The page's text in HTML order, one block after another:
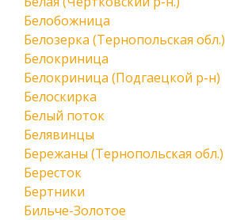
Белобожница
Белозерка (Тернопольская обл.)
Белокриница
Белокриница (Подгаецкой р-н)
Белоскирка
Белый поток
Белявинцы
Бережаны (Тернопольская обл.)
Бересток
Бертники
Бильче-Золотое